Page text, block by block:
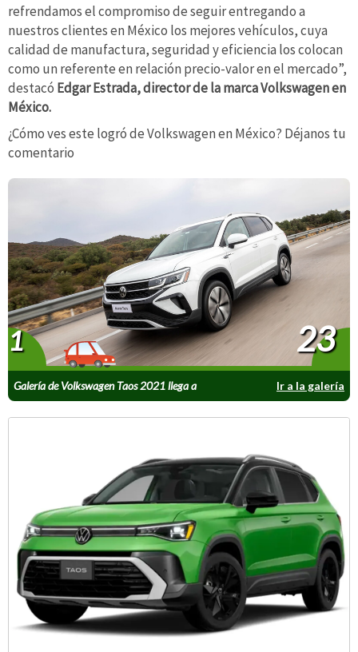
refrendamos el compromiso de seguir entregando a
nuestros clientes en México los mejores vehículos, cuya
calidad de manufactura, seguridad y eficiencia los colocan
como un referente en relación precio-valor en el mercado”,
destacó Edgar Estrada, director de la marca Volkswagen en
México.
¿Cómo ves este logró de Volkswagen en México? Déjanos tu
comentario
Galería de Volkswagen Taos 2021 llega a
México
Ir a la galería
1 23